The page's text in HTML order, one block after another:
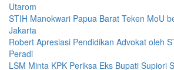
Utarom
STIH Manokwari Papua Barat Teken MoU
Jakarta
Robert Apresiasi Pendidikan Advokat oleh
Peradi
LSM Minta KPK Periksa Eks Bupati Supiori